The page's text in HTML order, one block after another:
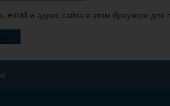
email и адрес сайта в этом браузере